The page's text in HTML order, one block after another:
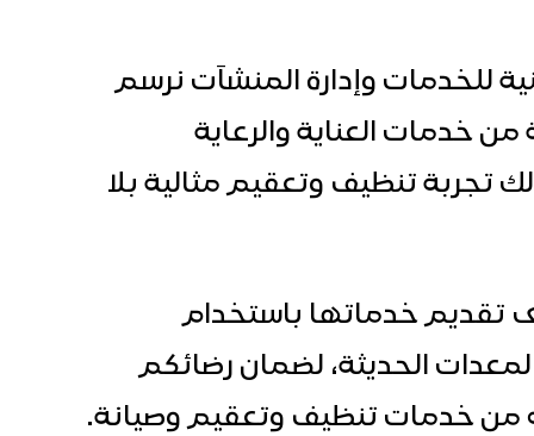
للخدمات وإدارة المنشآت نرسم
خدمات العناية والرعاية
تجربة تنظيف وتعقيم مثالية بلا
تقديم خدماتها باستخدام
الحديثة، لضمان رضائكم
من خدمات تنظيف وتعقيم وصيانة.